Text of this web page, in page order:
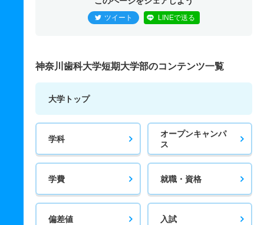
ツイート LINEで送る
神奈川歯科大学短期大学部のコンテンツ一覧
大学トップ
学科
オープンキャンパ
ス
学費 就職・資格
偏差値 入試